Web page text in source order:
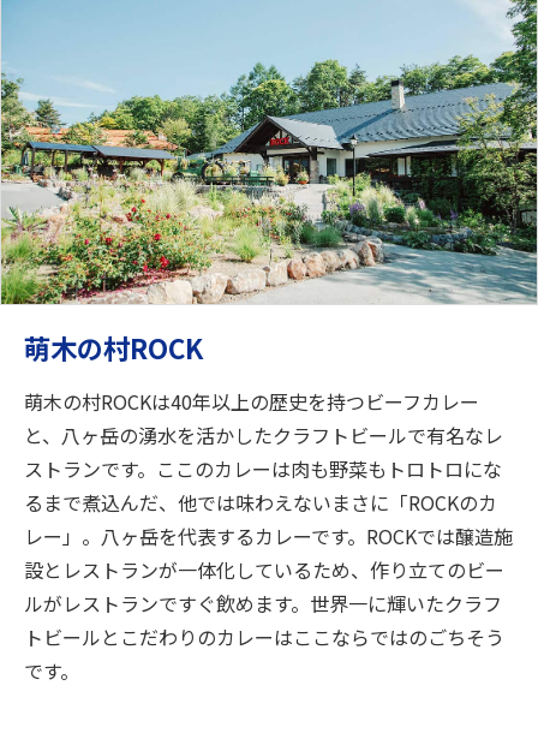
萌木の村ROCK
萌木の村ROCKは40年以上の歴史を持つビーフカレー
と、八ヶ岳の湧水を活かしたクラフトビールで有名なレ
ストランです。ここのカレーは肉も野菜もトロトロにな
るまで煮込んだ、他では味わえないまさに「ROCKのカ
レー」。八ヶ岳を代表するカレーです。ROCKでは醸造施
設とレストランが一体化しているため、作り立てのビー
ルがレストランですぐ飲めます。世界一に輝いたクラフ
トビールとこだわりのカレーはここならではのごちそう
です。